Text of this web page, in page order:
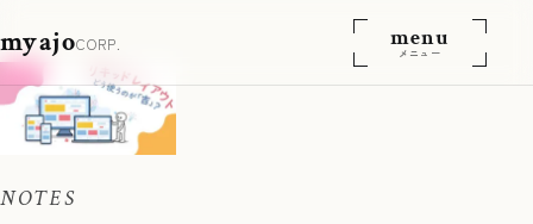
myajoCORP. menu
メニュー
NOTES